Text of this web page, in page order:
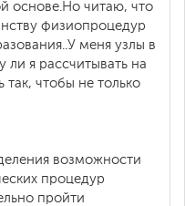
основе.Но читаю, что
физиопроцедур
меня узлы в
я рассчитывать на
чтобы не только
возможности
процедур
пройти